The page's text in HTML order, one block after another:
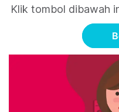
Klik tombol dibawah